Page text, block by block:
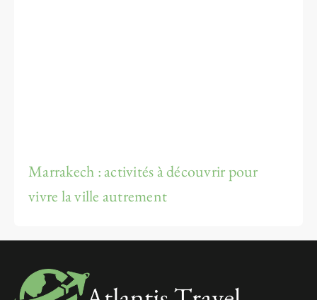
Marrakech : activités à découvrir pour
vivre la ville autrement